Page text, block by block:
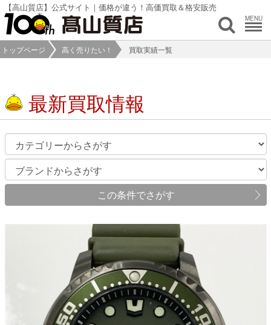
【高山質店】公式サイト｜価格が違う！高価買取＆格安販売
MENU
トップページ 高く売りたい！ 買取実績一覧
最新買取情報
この条件でさがす